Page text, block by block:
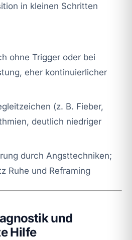
in kleinen Schritten
ohne Trigger oder bei
eher kontinuierlicher
(z. B. Fieber,
deutlich niedriger
durch Angsttechniken;
Ruhe und Reframing
und
Hilfe